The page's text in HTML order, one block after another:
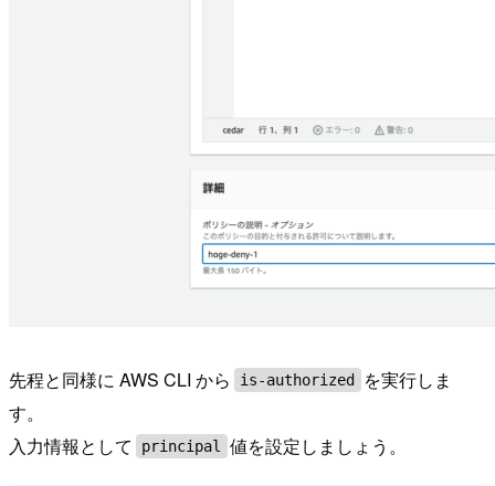
先程と同様に AWS CLI から is-authorized
を実行しま
す。
入力情報として
principal 値を設定しましょう。